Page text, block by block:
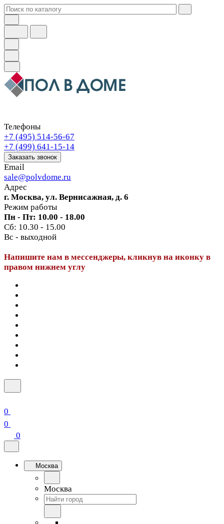
Телефоны
+7 (495) 514-56-67
+7 (499) 641-15-14
Заказать звонок
Email
sale@polvdome.ru
Адрес
г. Москва, ул. Вернисажная, д. 6
Режим работы
Пн - Пт: 10.00 - 18.00
Сб: 10.30 - 15.00
Вс - выходной
Напишите нам в мессенджеры, кликнув на иконку в
правом нижнем углу
0
0
0
Москва
Москва